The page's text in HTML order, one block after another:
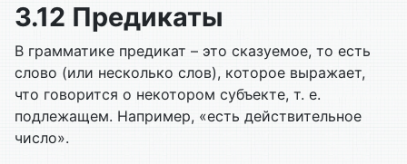
3.12 Предикаты
В грамматике предикат – это сказуемое, то есть
слово (или не­сколько слов), которое выражает,
что говорится о некотором субъекте, т. е.
подлежащем. Например, «есть действительное
число».